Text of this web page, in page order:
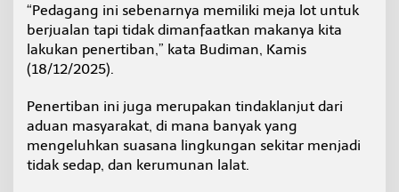
l
a
b
n
T
i
d
“Pedagang ini sebenarnya memiliki meja lot untuk
berjualan tapi tidak dimanfaatkan makanya kita
lakukan penertiban,” kata Budiman, Kamis
(18/12/2025).
Penertiban ini juga merupakan tindaklanjut dari
aduan masyarakat, di mana banyak yang
mengeluhkan suasana lingkungan sekitar menjadi
tidak sedap, dan kerumunan lalat.